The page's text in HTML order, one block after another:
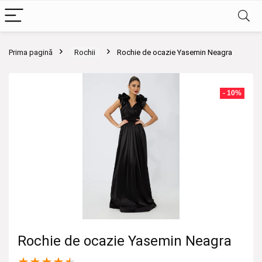
Prima pagină Rochii Rochie de ocazie Yasemin Neagra
- 10%
Rochie de ocazie Yasemin Neagra